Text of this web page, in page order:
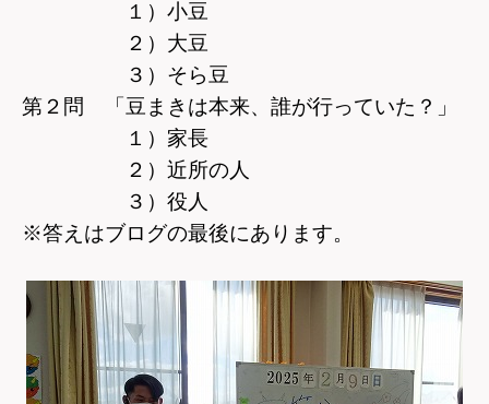
１）小豆
２）大豆
３）そら豆
第２問 「豆まきは本来、誰が行っていた？」
１）家長
２）近所の人
３）役人
※答えはブログの最後にあります。